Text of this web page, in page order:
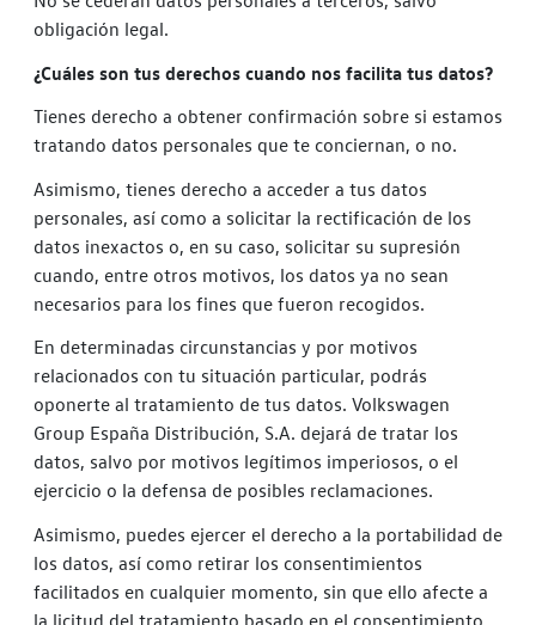
obligación legal.
¿Cuáles son tus derechos cuando nos facilita tus datos?
Tienes derecho a obtener confirmación sobre si estamos
tratando datos personales que te conciernan, o no.
Asimismo, tienes derecho a acceder a tus datos
personales, así como a solicitar la rectificación de los
datos inexactos o, en su caso, solicitar su supresión
cuando, entre otros motivos, los datos ya no sean
necesarios para los fines que fueron recogidos.
En determinadas circunstancias y por motivos
relacionados con tu situación particular, podrás
oponerte al tratamiento de tus datos. Volkswagen
Group España Distribución, S.A. dejará de tratar los
datos, salvo por motivos legítimos imperiosos, o el
ejercicio o la defensa de posibles reclamaciones.
Asimismo, puedes ejercer el derecho a la portabilidad de
los datos, así como retirar los consentimientos
facilitados en cualquier momento, sin que ello afecte a
la licitud del tratamiento basado en el consentimiento